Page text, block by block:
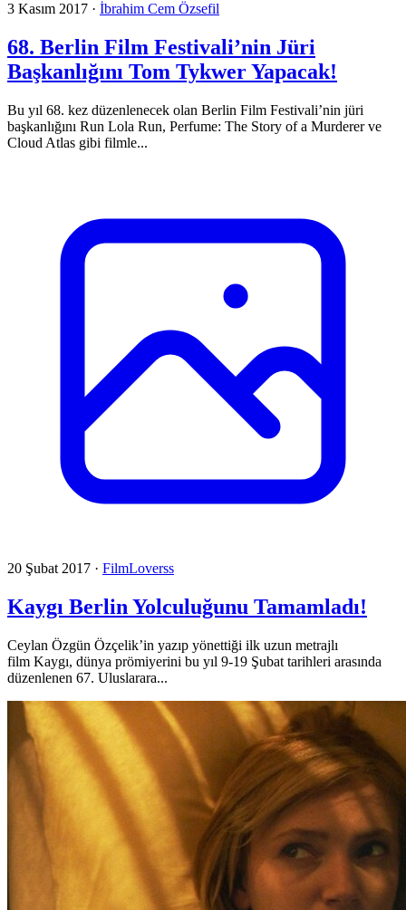
3 Kasım 2017 · İbrahim Cem Özsefil
68. Berlin Film Festivali’nin Jüri
Başkanlığını Tom Tykwer Yapacak!
Bu yıl 68. kez düzenlenecek olan Berlin Film Festivali’nin jüri
başkanlığını Run Lola Run, Perfume: The Story of a Murderer ve
Cloud Atlas gibi filmle...
20 Şubat 2017 · FilmLoverss
Kaygı Berlin Yolculuğunu Tamamladı!
Ceylan Özgün Özçelik’in yazıp yönettiği ilk uzun metrajlı
film Kaygı, dünya prömiyerini bu yıl 9-19 Şubat tarihleri arasında
düzenlenen 67. Uluslarara...